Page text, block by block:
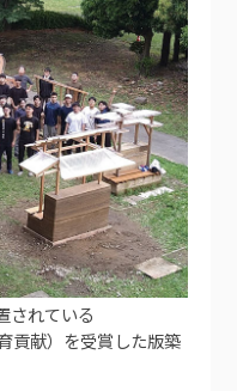
されている
貢献）を受賞した版築